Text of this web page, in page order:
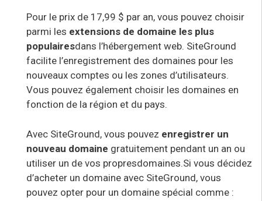
Pour le prix de 17,99 $ par an, vous pouvez choisir
parmi les extensions de domaine les plus
populairesdans l’hébergement web. SiteGround
facilite l’enregistrement des domaines pour les
nouveaux comptes ou les zones d’utilisateurs.
Vous pouvez également choisir les domaines en
fonction de la région et du pays.
Avec SiteGround, vous pouvez enregistrer un
nouveau domaine gratuitement pendant un an ou
utiliser un de vos propresdomaines.Si vous décidez
d’acheter un domaine avec SiteGround, vous
pouvez opter pour un domaine spécial comme :